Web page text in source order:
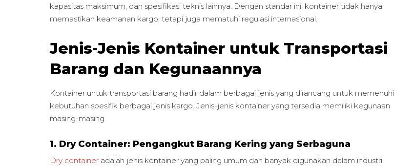
kapasitas maksimum, dan spesifikasi teknis lainnya. Dengan standar ini, kontainer tidak hanya
memastikan keamanan kargo, tetapi juga mematuhi regulasi internasional.
Jenis-Jenis Kontainer untuk Transportasi
Barang dan Kegunaannya
Kontainer untuk transportasi barang hadir dalam berbagai jenis yang dirancang untuk memenuhi
kebutuhan spesifik berbagai jenis kargo. Jenis-jenis kontainer yang tersedia memiliki kegunaan
masing-masing.
1. Dry Container: Pengangkut Barang Kering yang Serbaguna
Dry container adalah jenis kontainer yang paling umum dan banyak digunakan dalam industri